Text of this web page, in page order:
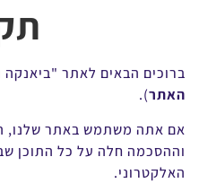
ברוכים הבאים לאתר "ביאנקה
האתר).
אם אתה משתמש באתר שלנו,
וההסכמה חלה על כל התוכן
האלקטרוני.